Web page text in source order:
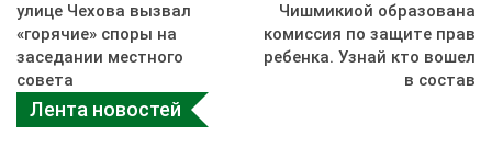
улице Чехова вызвал
«горячие» споры на
заседании местного
совета
Чишмикиой образована
комиссия по защите прав
ребенка. Узнай кто вошел
в состав
Лента новостей